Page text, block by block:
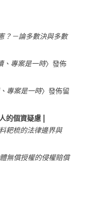
－論多數決與多數
專案是一時〉發佈
專案是一時〉發佈留
的個資疑慮 |
耙梳的法律邊界與
無償授權的侵權賠償